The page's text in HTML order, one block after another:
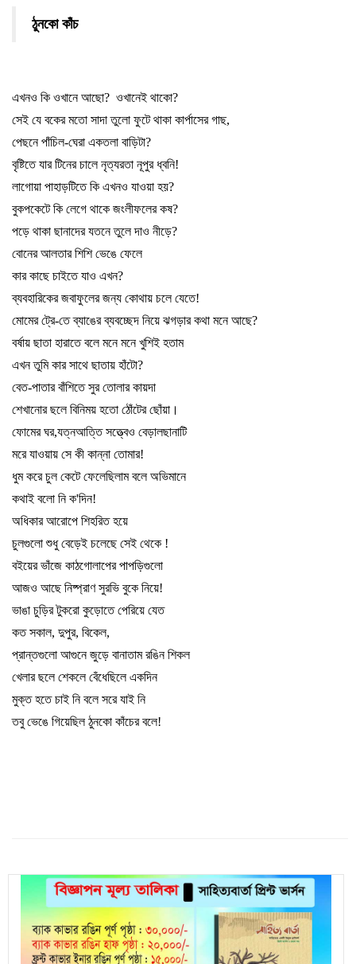
ঠুনকো কাঁচ
এখনও কি ওখানে আছো? ওখানেই থাকো?
সেই যে বকের মতো সাদা তুলো ফুটে থাকা কার্পাসের গাছ,
পেছনে পাঁচিল-ঘেরা একতলা বাড়িটা?
বৃষ্টিতে যার টিনের চালে নৃত্যরতা নূপুর ধ্বনি!
লাগোয়া পাহাড়টিতে কি এখনও যাওয়া হয়?
বুকপকেটে কি লেগে থাকে জংলীফলের কষ?
পড়ে থাকা ছানাদের যতনে তুলে দাও নীড়ে?
বোনের আলতার শিশি ভেঙে ফেলে
কার কাছে চাইতে যাও এখন?
ব্যবহারিকের জবাফুলের জন্য কোথায় চলে যেতে!
মোমের ট্রে-তে ব্যাঙের ব্যবচ্ছেদ নিয়ে ঝগড়ার কথা মনে আছে?
বর্ষায় ছাতা হারাতে বলে মনে মনে খুশিই হতাম
এখন তুমি কার সাথে ছাতায় হাঁটো?
বেত-পাতার বাঁশিতে সুর তোলার কায়দা
শেখানোর ছলে বিনিময় হতো ঠোঁটের ছোঁয়া ।
ফোমের ঘর,যত্নআত্তি সত্ত্বেও বেড়ালছানাটি
মরে যাওয়ায় সে কী কান্না তোমার!
ধুম করে চুল কেটে ফেলেছিলাম বলে অভিমানে
কথাই বলো নি ক'দিন!
অধিকার আরোপে শিহরিত হয়ে
চুলগুলো শুধু বেড়েই চলেছে সেই থেকে !
বইয়ের ভাঁজে কাঠগোলাপের পাপড়িগুলো
আজও আছে নিষ্প্রাণ সুরভি বুকে নিয়ে!
ভাঙা চুড়ির টুকরো কুড়োতে পেরিয়ে যেত
কত সকাল, দুপুর, বিকেল,
প্রান্তগুলো আগুনে জুড়ে বানাতাম রঙিন শিকল
খেলার ছলে শেকলে বেঁধেছিলে একদিন
মুক্ত হতে চাই নি বলে সরে যাই নি
তবু ভেঙে গিয়েছিল ঠুনকো কাঁচের বলে!